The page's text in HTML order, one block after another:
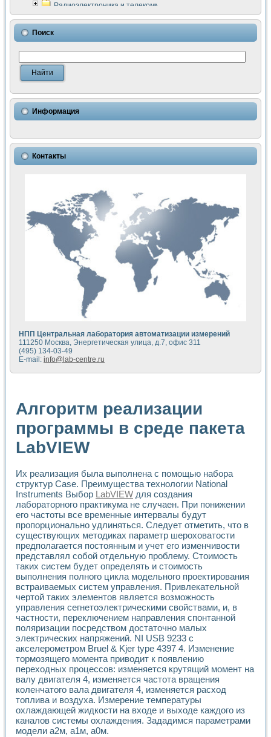
Радиоэлектроника и телекоммуникации
LabVIEW в расчетах радиолиний систем передачи данных
Аппаратно-программный комплекс для исследования
Виртуальный лабораторный стенд для исследования
Измерение шумовых параметров операционных
Измерительный преобразователь на основе цифровой
Использование NI LabVIEW для математического
Исследовние возможности создания измерителя ВАХ
Математическое моделирование генератора сигналов -
Применение осциллографического модуля с высоким
Симуляция отклика импульсного радиолокационного
Автоматизация формирования уравнений состояния для
Разработка автоматизированного стенда для измерения
Применение среды LabVIEW для построения картины
Портативная система для определения показателей
Использование LabVIEW для управления источником
Устройство для снятия вольт-амперных характеристик
Передовые научные технологии: нано-, фемто-,
Автоматизированная установка по измерению временных
Автоматизированный лабораторный комплекс на базе
Визуализация моделирования и оптимизации тепловой
Виртуальный прибор для исследования функциональных
Исследование возможности создания экономичного
Исследование кинетики движения макрочастиц в
Метод прогнозирования свойств дисперсных продуктов
Недорогая система управления сверхпроводящим
Применение технологий NI в курсе экспериментальной
Расчет переноса аэрозоля и выпадения осадка в
Применение NI VISION для геометрического анализа в
Система температурной стабилизации
Управление движением с помощью программно -
Определение параметров всплывающих газовых
Система управления асинхронным тиристорным
Применение средств NATIONAL INSTRUMENTS для
Разработка автоматизированного стенда для
Автоматизированный стенд рентгеновской диагностики
Высокочувствительные оптоэлектронные
Установка для измерения диэлектрических свойств
Исследование кинетики зарождения и развития
Лабораторный электрический импедансный томограф на
Микрозондовая система для характеризации
Метод траекторий в исследовании
Промышленная автоматизация
Автоматизация технологических процессов получения
Использование систем технического зрения для контроля
Исследование электромагнитных переходных процессов
Применение LabVIEW при разработке обучающих
Разработка виртуальных тренажеров путем
Система блокировок, сигнализации и защиты ускорителя
Система сбора данных и управления процессом
Управление температурой газовой среды специальной
Разработка программного обеспечения с
Использование технологий NATIONAL INSTRUMENTS
Оборудование для промышленной термотрансферной
Автоматизация реометрических исследований на базе
Применение измерителя иммитанса для исследова¬ния
Поиск
Информация
Контакты
НПП Центральная лаборатория автоматизации измерений
111250 Москва, Энергетическая улица, д.7, офис 311
(495) 134-03-49
E-mail: info@lab-centre.ru
Алгоритм реализации
программы в среде пакета
LabVIEW
Их реализация была выполнена с помощью набора
структур Case. Преимущества технологии National
Instruments Выбор LabVIEW для создания
лабораторного практикума не случаен. При понижении
его частоты все временные интервалы будут
пропорционально удлиняться. Следует отметить, что в
существующих методиках параметр шероховатости
предполагается постоянным и учет его изменчивости
представлял собой отдельную проблему. Стоимость
таких систем будет определять и стоимость
выполнения полного цикла модельного проектирования
встраиваемых систем управления. Привлекательной
чертой таких элементов является возможность
управления сегнетоэлектрическими свойствами, и, в
частности, переключением направления спонтанной
поляризации посредством достаточно малых
электрических напряжений. NI USB 9233 с
акселерометром Bruel & Kjer type 4397 4. Изменение
тормозящего момента приводит к появлению
переходных процессов: изменяется крутящий момент на
валу двигателя 4, изменяется частота вращения
коленчатого вала двигателя 4, изменяется расход
топлива и воздуха. Измерение температуры
охлаждающей жидкости на входе и выходе каждого из
каналов системы охлаждения. Зададимся параметрами
модели a2м, a1м, a0м.